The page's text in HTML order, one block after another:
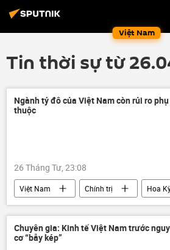
Việt Nam
Tin thời sự từ
Ngành tỷ đô của Việt Nam còn rủi ro phụ
thuộc
26 Tháng Tư, 23:08
Việt Nam Chính trị
Hoa
Thế giới
Châu Âu
xuất
xuất nhập khẩu
doanh nghiệp
Kinh tế
Chuyên gia: Kinh tế Việt Nam trước nguy
cơ “bẫy kép”